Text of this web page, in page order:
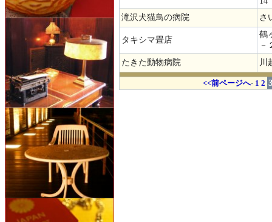
滝沢犬猫鳥の病院
さ
タキシマ畳店
鶴
－
たきた動物病院
川
.
<<前ページへ- 1 2